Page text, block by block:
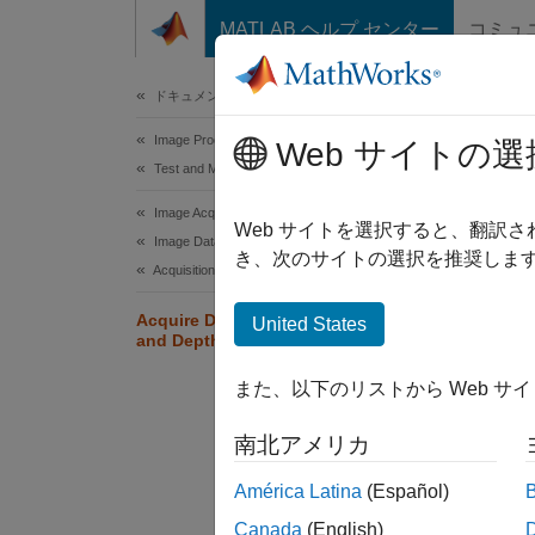
コンテンツへスキップ
MATLAB ヘルプ センター コミュ
ドキュメンテーションのホーム
Image Processing and Computer Vision
Test and Measurement
Image Acquisition Toolbox
Image Data Acquisition
Acquisition Using Kinect for Windows Hardware
Acquire Data from Kinect V1 Color
and Depth Devices Simultaneously
You
Web サイトの選
Web サイトを選択すると、翻訳
き、次のサイトの選択を推奨しま
United States
また、以下のリストから Web サ
南北アメリカ
América Latina (Español)
Canada (English)